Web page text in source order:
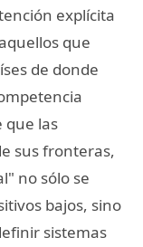
explícita
que
de donde
que las
sus fronteras,
no sólo se
bajos, sino
sistemas